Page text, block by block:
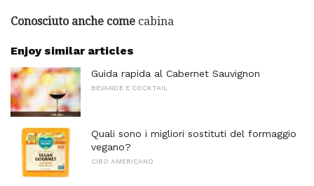
Conosciuto anche come cabina
Enjoy similar articles
Guida rapida al Cabernet Sauvignon
BEVANDE E COCKTAIL
Quali sono i migliori sostituti del formaggio
vegano?
CIBO AMERICANO